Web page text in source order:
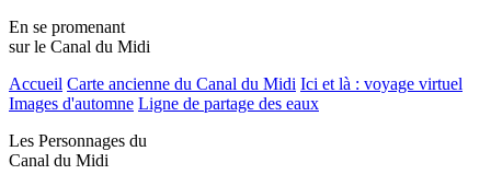
En se promenant
sur le Canal du Midi
Accueil Carte ancienne du Canal du Midi Ici et là : voyage virtuel
Images d'automne Ligne de partage des eaux
Les Personnages du
Canal du Midi